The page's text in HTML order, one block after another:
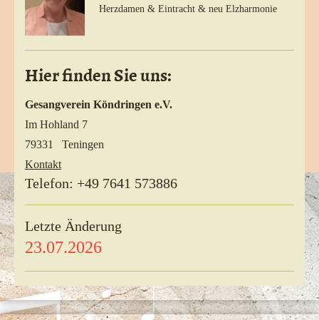
Herzdamen & Eintracht & neu Elzharmonie
Hier finden Sie uns:
Gesangverein Köndringen e.V.
Im Hohland 7
79331 Teningen
Kontakt
Telefon: +49 7641 573886
Letzte Änderung
23.07.2026